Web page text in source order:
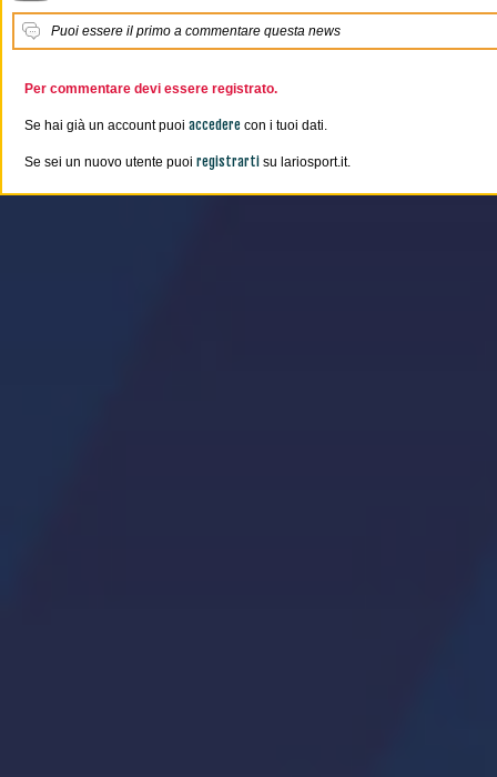
Puoi essere il primo a commentare questa news
Per commentare devi essere registrato.
Se hai già un account puoi accedere con i tuoi dati.
Se sei un nuovo utente puoi registrarti su lariosport.it.